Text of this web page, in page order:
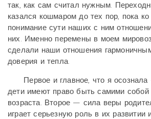
так, как сам считал нужным.
казался кошмаром до тех пор, пока
понимание сути наших с ним
них. Именно перемены в моем
сделали наши отношения
доверия и тепла.
Первое и главное, что я осознала
дети имеют право быть самими собой
возраста. Второе — сила веры
играет серьезную роль в их развитии